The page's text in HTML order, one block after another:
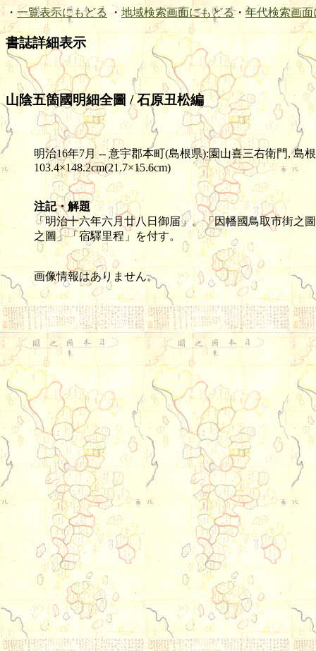
・ 一覧表示にもどる ・ 地域検索画面にもどる・ 年代検索画面
書誌詳細表示
山陰五箇國明細全圖 / 石原丑松編
明治16年7月 -- 意宇郡本町(島根県):園山喜三右衛門, 島
103.4×148.2cm(21.7×15.6cm)
注記・解題
「明治十六年六月廿八日御届」。「因幡國鳥取市街之
之圖」「宿驛里程」を付す。
画像情報はありません。